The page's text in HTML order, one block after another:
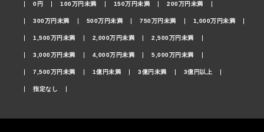
0円 100万円未満 150万円未満 200万円未満
300万円未満 500万円未満 750万円未満 1,000万円未満
1,500万円未満 2,000万円未満 2,500万円未満
3,000万円未満 4,000万円未満 5,000万円未満
7,500万円未満 1億円未満 3億円未満 3億円以上
指定なし